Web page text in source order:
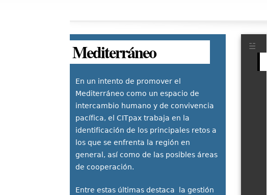
Mediterráneo
En un intento de promover el
Mediterráneo como un espacio de
intercambio humano y de convivencia
pacífica, el CITpax trabaja en la
identificación de los principales retos a
los que se enfrenta la región en
general, así como de las posibles áreas
de cooperación.
Entre estas últimas destaca la gestión